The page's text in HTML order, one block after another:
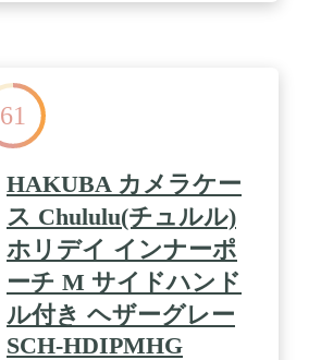
61
HAKUBA カメラケー
ス Chululu(チュルル)
ホリデイ インナーポ
ーチ M サイドハンド
ル付き ヘザーグレー
SCH-HDIPMHG